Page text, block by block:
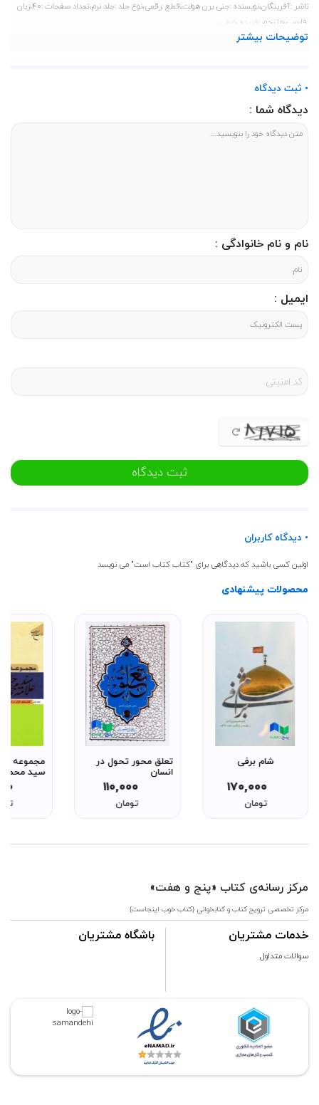
ناشر :آفرینگان،نویسنده :جنی برن هولت،قطع :رقعی،نوع جلد :جلد نرم،تعداد صفحات :40،زبان
:فارسی،مترجم :فریده خرمی
ناشر و نویسنده
توضیحات بیشتر
• ثبت دیدگاه
دیدگاه شما :
نام و نام خانوادگی :
ایمیل :
ثبت دیدگاه
• دیدگاه کاربران
اولین کسی باشید که دیدگاهی برای "کتاب کتاب است" می نویسد
محصولات پیشنهادی
شام برفی
170,000
تومان
تعلق محور تحول در
انسان
110,000
تومان
مجموعه
سید
طباطبائی
کتاب های
اسلام
گلچینی از
مرکز رسانه‌ی کتاب «پنج و هفت»
مرکز تخصصی ترویج کتاب و کتابخوانی {کتاب خوب اینجاست}
خدمات مشتریان
سوالات متداول
باشگاه مشتریان